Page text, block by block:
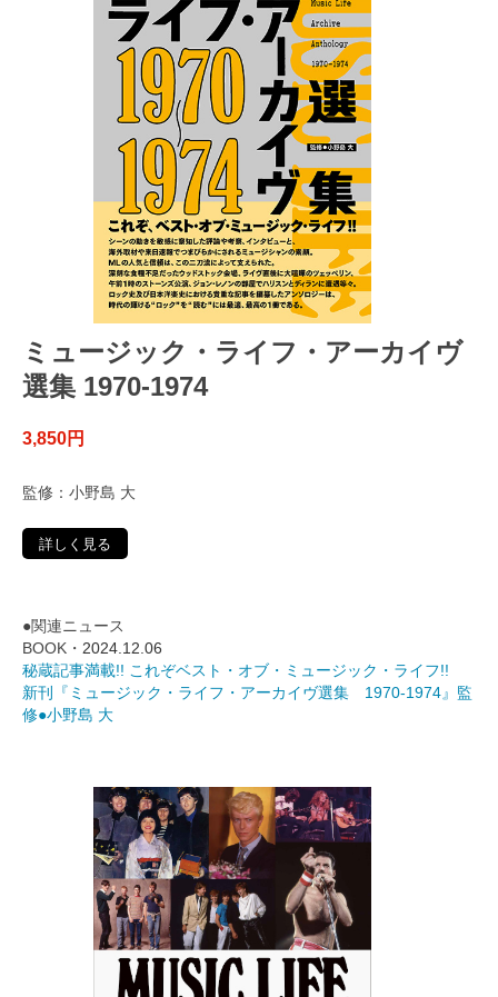
ミュージック・ライフ・アーカイヴ
選集 1970-1974
3,850円
監修：小野島 大
詳しく見る
●関連ニュース
BOOK・ 2024.12.06
秘蔵記事満載!! これぞベスト・オブ・ミュージック・ライフ!!
新刊『ミュージック・ライフ・アーカイヴ選集 1970-1974』監
修●小野島 大